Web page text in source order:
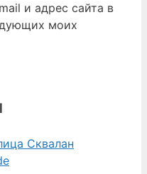
и адрес сайта в
моих